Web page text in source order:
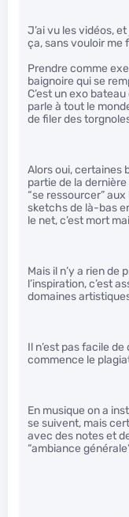
J’ai vu les vidéos,
ça, sans vouloir me
Prendre comme
baignoire qui se
C’est un exo
parle à tout le
de filer des
Alors oui, certaines
partie de la
“se ressourcer”
sketchs de là-bas
le net, c’est mort
Mais il n’y a rien de
l’inspiration, c’est
domaines
Il n’est pas facile
commence le
En musique on a
se suivent, mais
avec des notes et
“ambiance